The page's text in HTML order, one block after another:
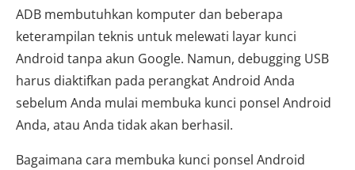
ADB membutuhkan komputer dan beberapa
keterampilan teknis untuk melewati layar kunci
Android tanpa akun Google. Namun, debugging USB
harus diaktifkan pada perangkat Android Anda
sebelum Anda mulai membuka kunci ponsel Android
Anda, atau Anda tidak akan berhasil.
Bagaimana cara membuka kunci ponsel Android